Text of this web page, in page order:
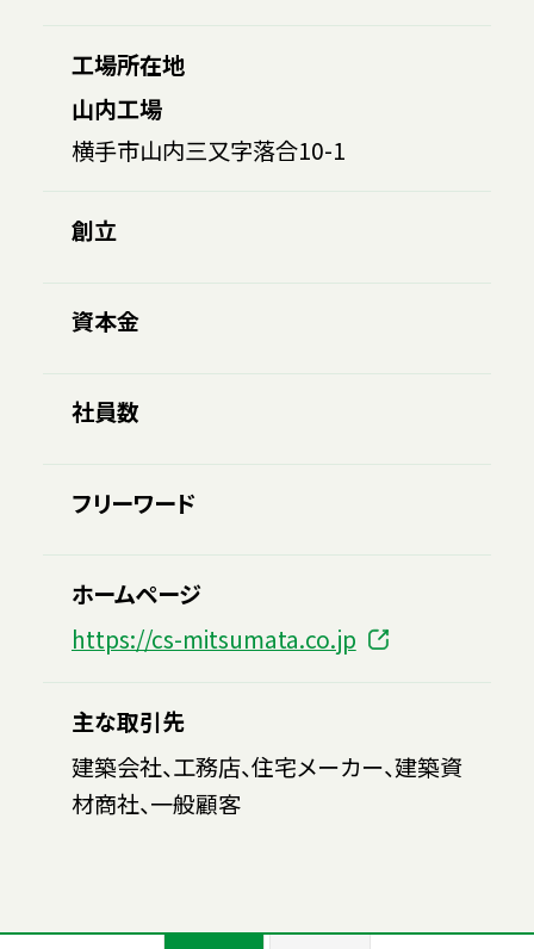
工場所在地
山内工場
横手市山内三又字落合10-1
創立
資本金
社員数
フリーワード
ホームページ
https://cs-mitsumata.co.jp
主な取引先
建築会社、工務店、住宅メーカー、建築資
材商社、一般顧客